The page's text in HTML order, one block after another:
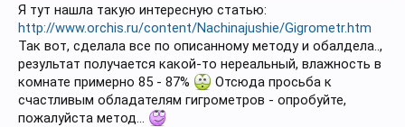
Я тут нашла такую интересную статью:
http://www.orchis.ru/content/Nachinajushie/Gigrometr.htm
Так вот, сделала все по описанному методу и обалдела..,
результат получается какой-то нереальный, влажность в
комнате примерно 85 - 87%
Отсюда просьба к
счастливым обладателям гигрометров - опробуйте,
пожалуйста метод...